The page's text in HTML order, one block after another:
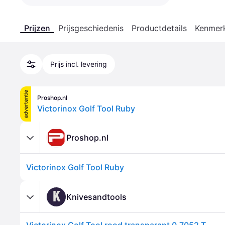
Prijzen Prijsgeschiedenis Productdetails
Prijs incl. levering
advertentie Proshop.nl
Victorinox Golf Tool Ruby
Proshop.nl
Victorinox Golf Tool Ruby
K Knivesandtools